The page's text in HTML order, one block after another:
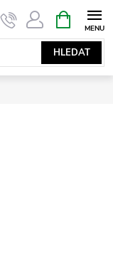
HLEDAT
NÁKUPNÍ
KOŠÍK